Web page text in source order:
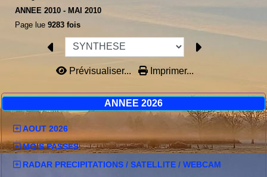
ANNEE 2026
AOUT 2026
MOIS PASSES
RADAR PRECIPITATIONS / SATELLITE / WEBCAM
ANNEE 2010 - MAI 2010
Page lue 9283 fois
Prévisualiser... Imprimer...